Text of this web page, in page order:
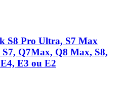
S8 Pro Ultra, S7 Max
Q7Max, Q8 Max, S8,
E3 ou E2